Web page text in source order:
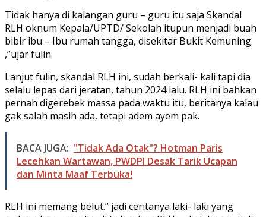
Tidak hanya di kalangan guru – guru itu saja Skandal
RLH oknum Kepala/UPTD/ Sekolah itupun menjadi buah
bibir ibu – Ibu rumah tangga, disekitar Bukit Kemuning
,”ujar fulin.
Lanjut fulin, skandal RLH ini, sudah berkali- kali tapi dia
selalu lepas dari jeratan, tahun 2024 lalu. RLH ini bahkan
pernah digerebek massa pada waktu itu, beritanya kalau
gak salah masih ada, tetapi adem ayem pak.
BACA JUGA: "Tidak Ada Otak"? Hotman Paris
Lecehkan Wartawan, PWDPI Desak Tarik Ucapan
dan Minta Maaf Terbuka!
RLH ini memang belut.” jadi ceritanya laki- laki yang